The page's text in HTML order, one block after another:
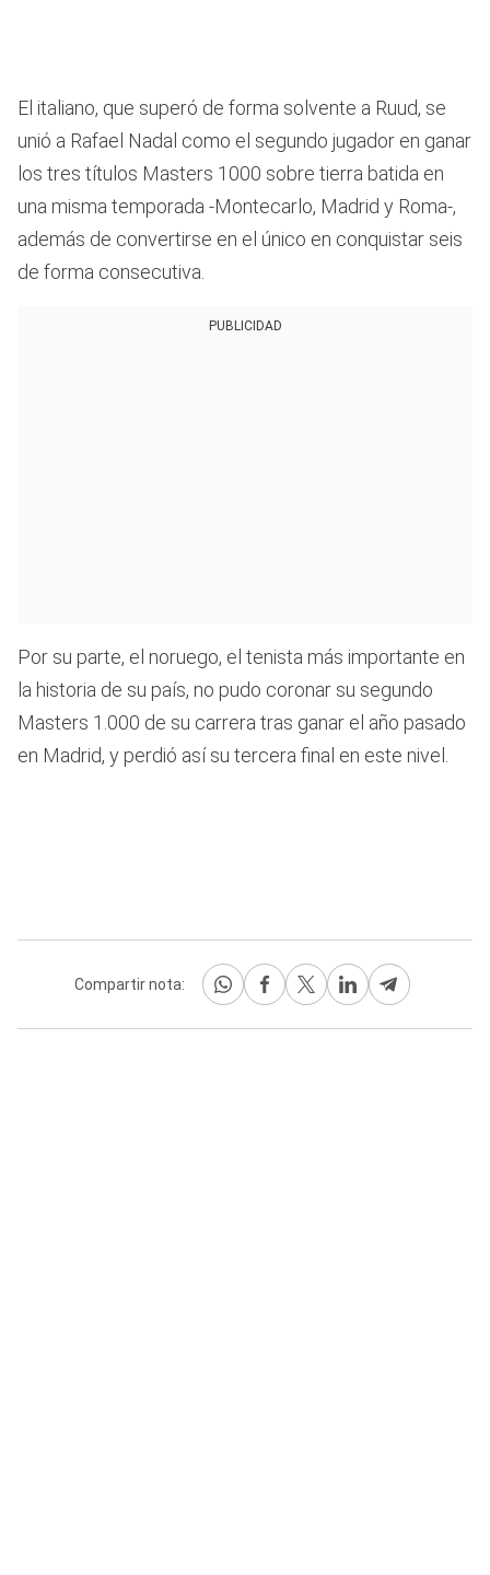
El italiano, que superó de forma solvente a Ruud, se
unió a Rafael Nadal como el segundo jugador en ganar
los tres títulos Masters 1000 sobre tierra batida en
una misma temporada -Montecarlo, Madrid y Roma-,
además de convertirse en el único en conquistar seis
de forma consecutiva.
PUBLICIDAD
Por su parte, el noruego, el tenista más importante en
la historia de su país, no pudo coronar su segundo
Masters 1.000 de su carrera tras ganar el año pasado
en Madrid, y perdió así su tercera final en este nivel.
Compartir nota: